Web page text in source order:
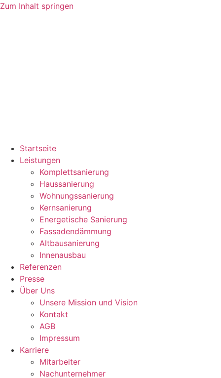
Zum Inhalt springen
Startseite
Leistungen
Komplettsanierung
Haussanierung
Wohnungssanierung
Kernsanierung
Energetische Sanierung
Fassadendämmung
Altbausanierung
Innenausbau
Referenzen
Presse
Über Uns
Unsere Mission und Vision
Kontakt
AGB
Impressum
Karriere
Mitarbeiter
Nachunternehmer